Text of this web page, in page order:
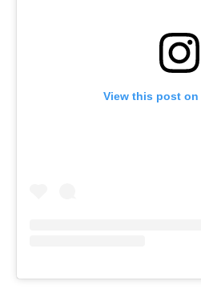
View this post on